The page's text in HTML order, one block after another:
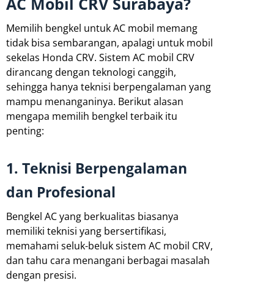
Memilih bengkel untuk AC mobil memang
tidak bisa sembarangan, apalagi untuk mobil
sekelas Honda CRV. Sistem AC mobil CRV
dirancang dengan teknologi canggih,
sehingga hanya teknisi berpengalaman yang
mampu menanganinya. Berikut alasan
mengapa memilih bengkel terbaik itu
penting:
1. Teknisi Berpengalaman
dan Profesional
Bengkel AC yang berkualitas biasanya
memiliki teknisi yang bersertifikasi,
memahami seluk-beluk sistem AC mobil CRV,
dan tahu cara menangani berbagai masalah
dengan presisi.